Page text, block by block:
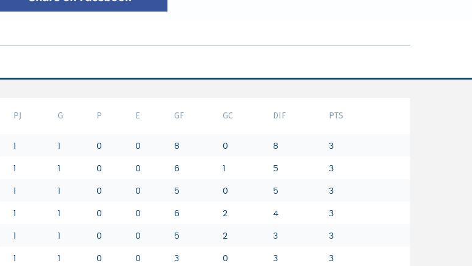
PJ G P E GF GC DIF PTS
0 0 8 0 8 3
0 0 6 5 3
0 0 5 0 5 3
0 0 6 2 4 3
0 0 5 2 3 3
0 0 3 0 3 3